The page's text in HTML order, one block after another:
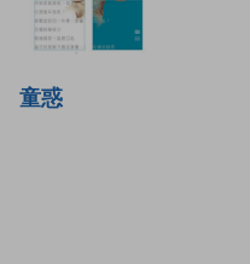
童惑